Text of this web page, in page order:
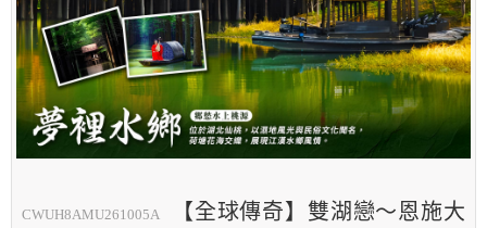
CWUH8AMU261005A 【全球傳奇】雙湖戀～恩施大